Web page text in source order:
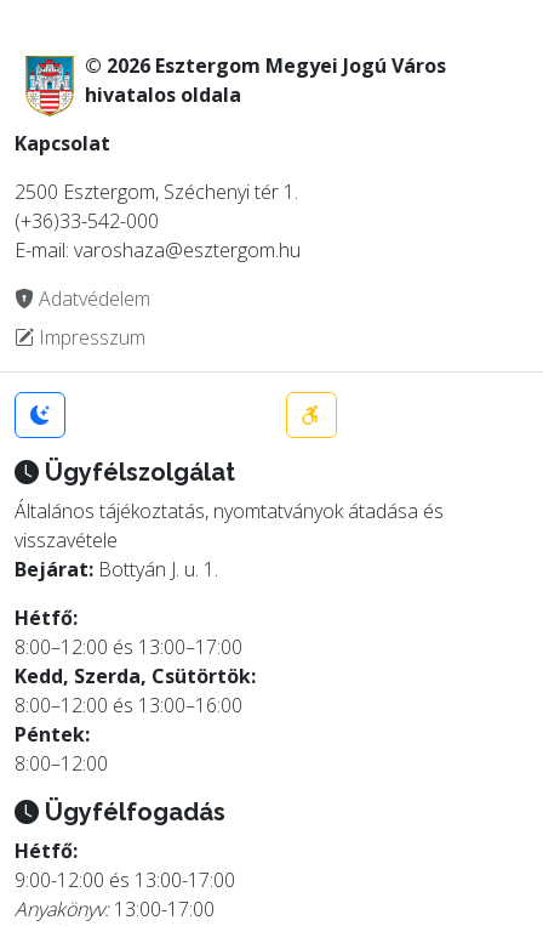
© 2026 Esztergom Megyei Jogú Város
hivatalos oldala
Kapcsolat
2500 Esztergom, Széchenyi tér 1.
(+36)33-542-000
E-mail: varoshaza@esztergom.hu
Adatvédelem
Impresszum
Ügyfélszolgálat
Általános tájékoztatás, nyomtatványok átadása és
visszavétele
Bejárat: Bottyán J. u. 1.
Hétfő:
8:00–12:00 és 13:00–17:00
Kedd, Szerda, Csütörtök:
8:00–12:00 és 13:00–16:00
Péntek:
8:00–12:00
Ügyfélfogadás
Hétfő:
9:00-12:00 és 13:00-17:00
Anyakönyv:13:00-17:00